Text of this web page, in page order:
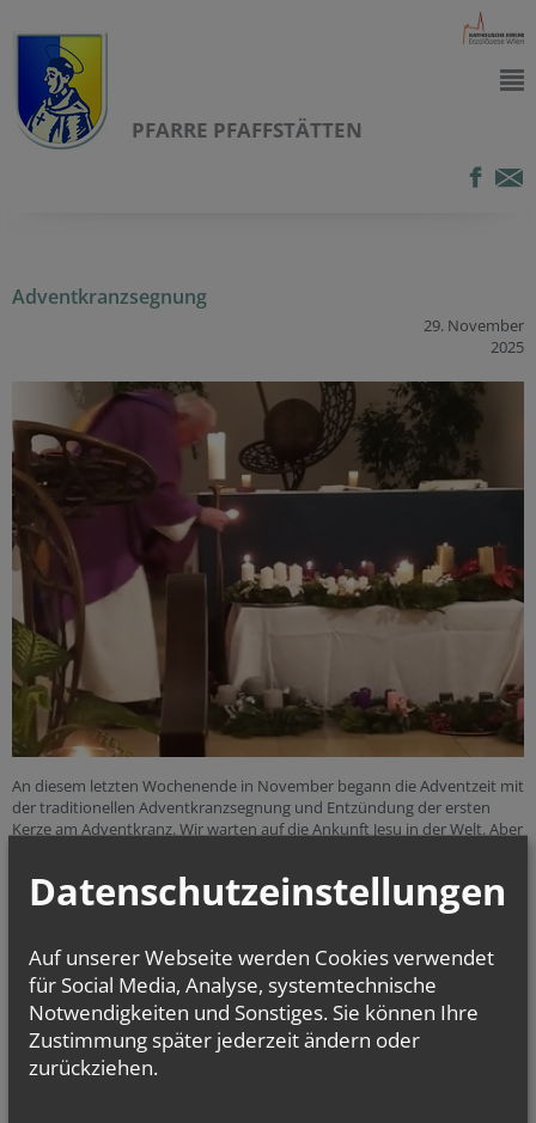
PFARRE PFAFFSTÄTTEN
Adventkranzsegnung
29. November
2025
An diesem letzten Wochenende in November begann die Adventzeit mit
der traditionellen Adventkranzsegnung und Entzündung der ersten
Kerze am Adventkranz. Wir warten auf die Ankunft Jesu in der Welt. Aber
zu den Menschen bringen.
alle Einträge anzeigen
Datenschutzeinstellungen
Auf unserer Webseite werden Cookies verwendet
für Social Media, Analyse, systemtechnische
Notwendigkeiten und Sonstiges. Sie können Ihre
Zustimmung später jederzeit ändern oder
zurückziehen.